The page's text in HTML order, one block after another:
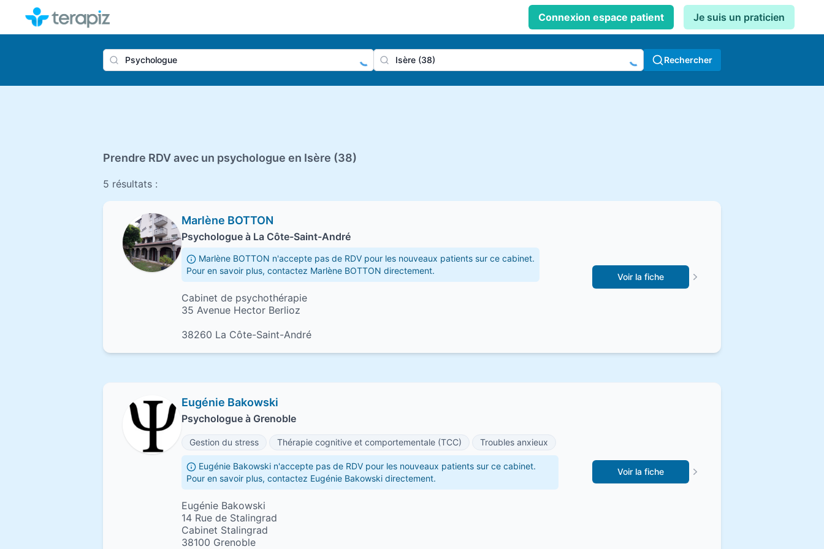
Connexion espace patient Je suis un praticien
Rechercher
Prendre RDV avec un psychologue en Isère (38)
5 résultats :
Marlène BOTTON
Psychologue à La Côte-Saint-André
Marlène BOTTON n'accepte pas de RDV pour les nouveaux patients sur ce cabinet.
Pour en savoir plus, contactez Marlène BOTTON directement.
Cabinet de psychothérapie
35 Avenue Hector Berlioz
38260 La Côte-Saint-André
Voir la fiche
Eugénie Bakowski
Psychologue à Grenoble
Gestion du stress Thérapie cognitive et comportementale (TCC) Troubles anxieux
Eugénie Bakowski n'accepte pas de RDV pour les nouveaux patients sur ce cabinet.
Pour en savoir plus, contactez Eugénie Bakowski directement.
Eugénie Bakowski
14 Rue de Stalingrad
Cabinet Stalingrad
38100 Grenoble
Voir la fiche